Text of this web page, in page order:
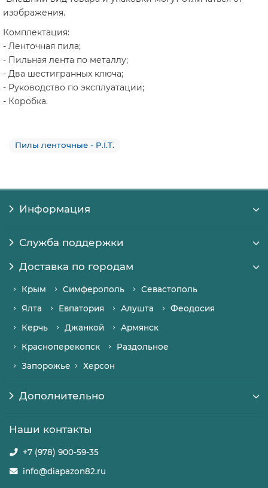
изображения.
Комплектация:
- Ленточная пила;
- Пильная лента по металлу;
- Два шестигранных ключа;
- Руководство по эксплуатации;
- Коробка.
Пилы ленточные - P.I.T.
Информация
Служба поддержки
Доставка по городам
Крым Симферополь
Севастополь
Ялта
Евпатория Алушта
Феодосия
Керчь
Джанкой
Армянск
Красноперекопск
Раздольное
Запорожье
Херсон
Дополнительно
Наши контакты
+7 (978) 900-59-35
info@diapazon82.ru